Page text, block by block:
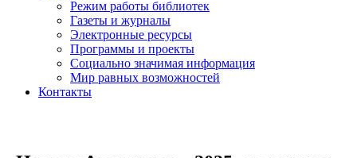
Режим работы библиотек
Газеты и журналы
Электронные ресурсы
Программы и проекты
Социально значимая информация
Мир равных возможностей
Контакты